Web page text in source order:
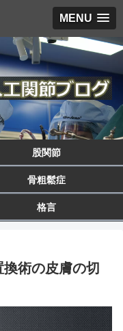
MENU
股関節
骨粗鬆症
格言
術の皮膚の切